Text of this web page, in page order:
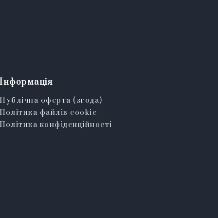
Інформація
Публічна оферта (згода)
Політика файлів cookie
Політика конфіденційності